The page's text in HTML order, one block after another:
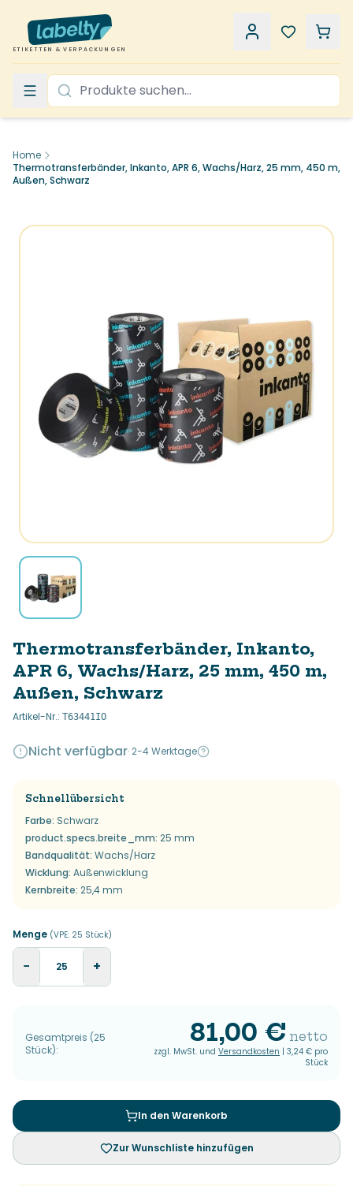
ETIKETTEN & VERPACKUNGEN
Home
Thermotransferbänder, Inkanto, APR 6, Wachs/Harz, 25 mm, 450 m,
Außen, Schwarz
Thermotransferbänder, Inkanto,
APR 6, Wachs/Harz, 25 mm, 450 m,
Außen, Schwarz
Artikel-Nr.: T63441IO
Nicht verfügbar· 2-4 Werktage
Schnellübersicht
Farbe: Schwarz
product.specs.breite_mm: 25 mm
Bandqualität: Wachs/Harz
Wicklung: Außenwicklung
Kernbreite: 25,4 mm
Menge (VPE: 25 Stück)
− +
Gesamtpreis (25
Stück):
81,00 € netto
zzgl. MwSt. und Versandkosten | 3,24 € pro
Stück
In den Warenkorb
Zur Wunschliste hinzufügen